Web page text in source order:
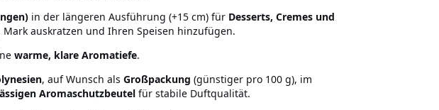
in der längeren Ausführung (+15 cm) für Desserts, Cremes und
auskratzen und Ihren Speisen hinzufügen.
warme, klare Aromatiefe.
, auf Wunsch als Großpackung (günstiger pro 100 g), im
Aromaschutzbeutel für stabile Duftqualität.